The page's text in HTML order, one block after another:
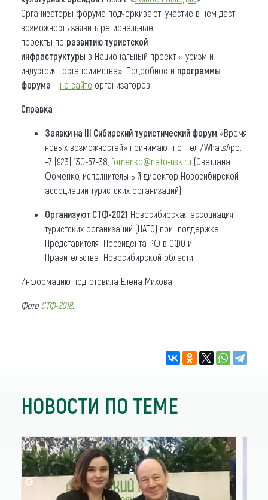
Организаторы форума подчеркивают: участие в нем даст
возможность заявить региональные
проекты по развитию туристской
инфраструктуры в Национальный проект «Туризм и
индустрия гостеприимства». Подробности программы
форума – на сайте организаторов.
Справка
Заявки на III Сибирский туристический форум «Время
новых возможностей» принимают по тел./WhatsApp:
+7 [923] 130-57-38,fomenko@nato-nsk.ru (Светлана
Фоменко, исполнительный директор Новосибирской
ассоциации туристских организаций).
Организуют СТФ-2021 Новосибирская ассоциация
туристских организаций (НАТО) при поддержке
Представителя Президента РФ в СФО и
Правительства Новосибирской области.
Информацию подготовила Елена Михова.
Фото СТФ-2018.
НОВОСТИ ПО ТЕМЕ